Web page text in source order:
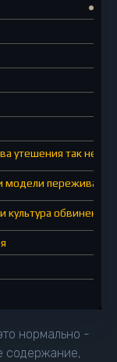
утешения так
модели
обвинения
на физическое
нормально -
содержание,